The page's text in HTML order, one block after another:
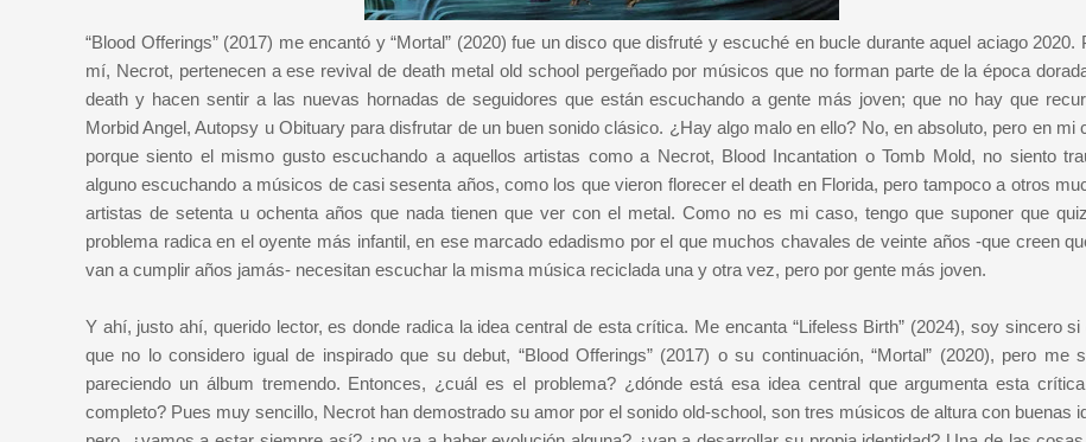
“Blood Offerings” (2017) me encantó y “Mortal” (2020) fue un disco que disfruté y escuché en bucle durante aquel aciago 2020.
mí, Necrot, pertenecen a ese revival de death metal old school pergeñado por músicos que no forman parte de la época
death y hacen sentir a las nuevas hornadas de seguidores que están escuchando a gente más joven; que no hay que
Morbid Angel, Autopsy u Obituary para disfrutar de un buen sonido clásico. ¿Hay algo malo en ello? No, en absoluto, pero en mi
porque siento el mismo gusto escuchando a aquellos artistas como a Necrot, Blood Incantation o Tomb Mold, no siento
alguno escuchando a músicos de casi sesenta años, como los que vieron florecer el death en Florida, pero tampoco a otros
artistas de setenta u ochenta años que nada tienen que ver con el metal. Como no es mi caso, tengo que suponer que
problema radica en el oyente más infantil, en ese marcado edadismo por el que muchos chavales de veinte años -que creen
van a cumplir años jamás- necesitan escuchar la misma música reciclada una y otra vez, pero por gente más joven.
Y ahí, justo ahí, querido lector, es donde radica la idea central de esta crítica. Me encanta “Lifeless Birth” (2024), soy sincero si
que no lo considero igual de inspirado que su debut, “Blood Offerings” (2017) o su continuación, “Mortal” (2020), pero me
pareciendo un álbum tremendo. Entonces, ¿cuál es el problema? ¿dónde está esa idea central que argumenta esta
completo? Pues muy sencillo, Necrot han demostrado su amor por el sonido old-school, son tres músicos de altura con buenas